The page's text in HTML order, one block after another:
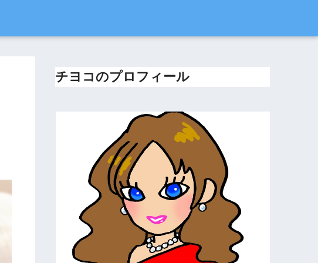
チヨコのプロフィール